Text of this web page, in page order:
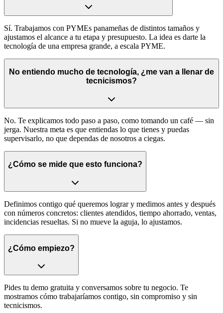
Sí. Trabajamos con PYMEs panameñas de distintos tamaños y
ajustamos el alcance a tu etapa y presupuesto. La idea es darte la
tecnología de una empresa grande, a escala PYME.
No entiendo mucho de tecnología, ¿me van a llenar de
tecnicismos?
No. Te explicamos todo paso a paso, como tomando un café — sin
jerga. Nuestra meta es que entiendas lo que tienes y puedas
supervisarlo, no que dependas de nosotros a ciegas.
¿Cómo se mide que esto funciona?
Definimos contigo qué queremos lograr y medimos antes y después
con números concretos: clientes atendidos, tiempo ahorrado, ventas,
incidencias resueltas. Si no mueve la aguja, lo ajustamos.
¿Cómo empiezo?
Pides tu demo gratuita y conversamos sobre tu negocio. Te
mostramos cómo trabajaríamos contigo, sin compromiso y sin
tecnicismos.